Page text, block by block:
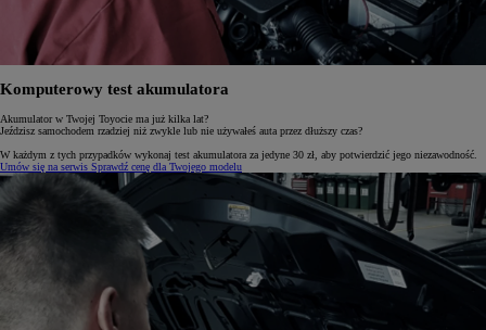
Komputerowy test akumulatora
Akumulator w Twojej Toyocie ma już kilka lat?
Jeździsz samochodem rzadziej niż zwykle lub nie używałeś auta przez dłuższy czas?
W każdym z tych przypadków wykonaj test akumulatora za jedyne 30 zł, aby potwierdzić jego niezawodność.
Umów się na serwis Sprawdź cenę dla Twojego modelu